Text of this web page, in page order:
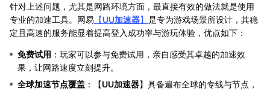
针对上述问题，尤其是网路环境方面，最直接有效的做法就是使用
专业的加速工具。网易 【UU加速器】 是专为游戏场景所设计，其稳
定且高速的服务能显着提高登入成功率与游玩体验，优点如下：
免费试用 ：玩家可以参与免费试用，亲自感受其卓越的加速效
果，让网路速度立刻提升。
全球加速节点覆盖 ：【UU加速器】具备遍布全球的专线与节点，